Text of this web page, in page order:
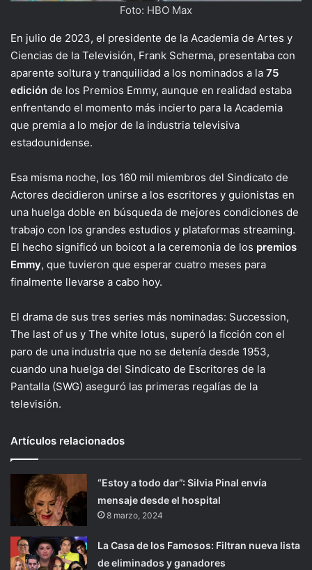
Foto: HBO Max
En julio de 2023, el presidente de la Academia de Artes y
Ciencias de la Televisión, Frank Scherma, presentaba con
aparente soltura y tranquilidad a los nominados a la 75
edición de los Premios Emmy, aunque en realidad estaba
enfrentando el momento más incierto para la Academia
que premia a lo mejor de la industria televisiva
estadounidense.
Esa misma noche, los 160 mil miembros del Sindicato de
Actores decidieron unirse a los escritores y guionistas en
una huelga doble en búsqueda de mejores condiciones de
trabajo con los grandes estudios y plataformas streaming.
El hecho significó un boicot a la ceremonia de los premios
Emmy, que tuvieron que esperar cuatro meses para
finalmente llevarse a cabo hoy.
El drama de sus tres series más nominadas: Succession,
The last of us y The white lotus, superó la ficción con el
paro de una industria que no se detenía desde 1953,
cuando una huelga del Sindicato de Escritores de la
Pantalla (SWG) aseguró las primeras regalías de la
televisión.
Artículos relacionados
“Estoy a todo dar”: Silvia Pinal envía
mensaje desde el hospital
8 marzo, 2024
La Casa de los Famosos: Filtran nueva lista
de eliminados y ganadores